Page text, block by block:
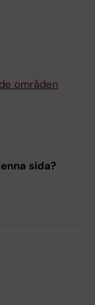
områden
sida?